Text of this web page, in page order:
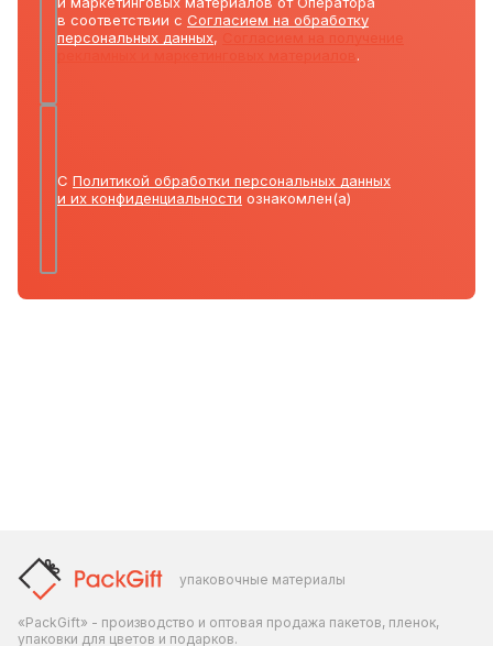
в соответствии с Согласием на обработку
персональных данных,
.
С Политикой обработки персональных данных
и их конфиденциальности ознакомлен(а)
упаковочные материалы
«PackGift» - производство и оптовая продажа пакетов, пленок,
упаковки для цветов и подарков.